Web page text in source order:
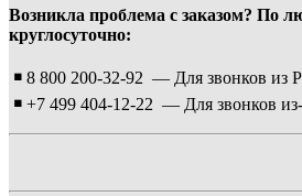
Возникла проблема с заказом? По
круглосуточно:
￭ 8 800 200-32-92 — Для звонков из
￭ +7 499 404-12-22 — Для звонков